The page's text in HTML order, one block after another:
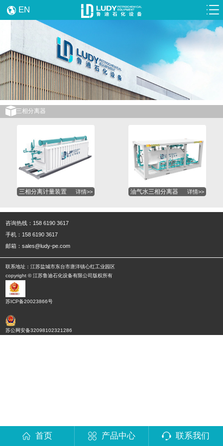
EN
三相分离器
三相分离计量装置 详情>> 油气水三相分离器 详情>>
咨询热线：158 6190 3617
手机：158 6190 3617
邮箱：sales@ludy-pe.com
联系地址：江苏盐城市东台市唐洋镇心红工业园区
copyright © 江苏鲁迪石化设备有限公司版权所有
苏ICP备20023866号
苏公网安备32098102321286
首页 产品中心 联系我们